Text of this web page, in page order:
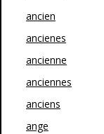
ancien
ancienes
ancienne
anciennes
anciens
ange